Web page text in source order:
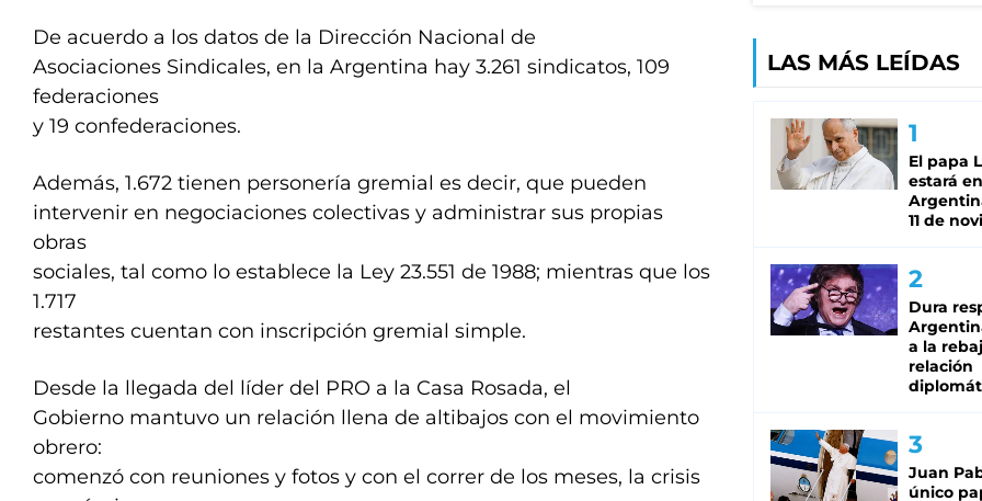
De acuerdo a los datos de la Dirección Nacional de
Asociaciones Sindicales, en la Argentina hay 3.261 sindicatos, 109
federaciones
y 19 confederaciones.
Además, 1.672 tienen personería gremial es decir, que pueden
intervenir en negociaciones colectivas y administrar sus propias
obras
sociales, tal como lo establece la Ley 23.551 de 1988; mientras que los
1.717
restantes cuentan con inscripción gremial simple.
Desde la llegada del líder del PRO a la Casa Rosada, el
Gobierno mantuvo un relación llena de altibajos con el movimiento
obrero:
comenzó con reuniones y fotos y con el correr de los meses, la crisis
LAS MÁS LEÍDAS
El papa
estará
11 de
Dura
a la
relación
Juan
único